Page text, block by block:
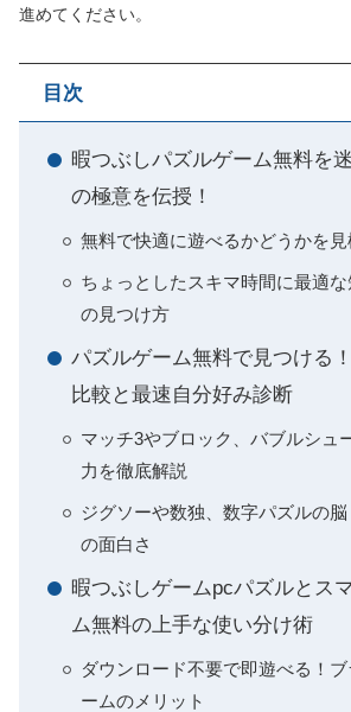
進めてください。
目次
暇つぶしパズルゲーム無料を
の極意を伝授！
無料で快適に遊べるかどうかを見
ちょっとしたスキマ時間に最適
の見つけ方
パズルゲーム無料で見つける
比較と最速自分好み診断
マッチ3やブロック、バブルシュ
力を徹底解説
ジグソーや数独、数字パズルの
の面白さ
暇つぶしゲームpcパズルとス
ム無料の上手な使い分け術
ダウンロード不要で即遊べる！
ームのメリット